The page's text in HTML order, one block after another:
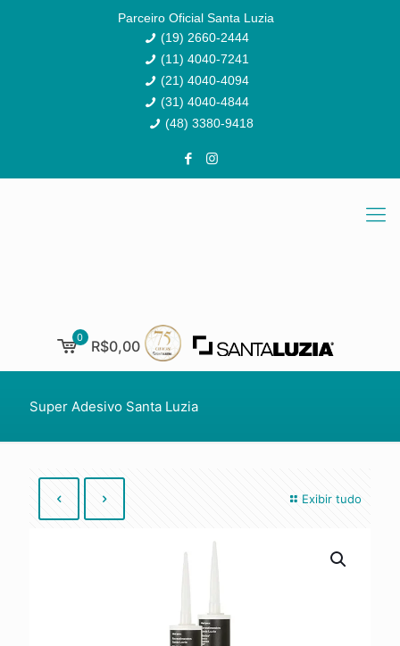
Parceiro Oficial Santa Luzia
(19) 2660-2444
(11) 4040-7241
(21) 4040-4094
(31) 4040-4844
(48) 3380-9418
0 R$0,00
Super Adesivo Santa Luzia
Exibir tudo